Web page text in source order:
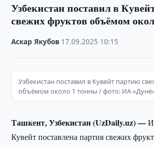
Узбекистан поставил в
свежих фруктов объёмом
Аскар Якубов 17.09.2025 10:15
Узбекистан поставил в Кувейт партию
объёмом около 1 тонны / фото: ИА
Ташкент, Узбекистан (UzDaily.uz) —
Кувейт поставлена партия свежих